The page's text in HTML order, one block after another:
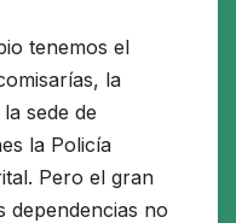
tenemos el
la
sede de
la Policía
Pero el gran
dependencias no